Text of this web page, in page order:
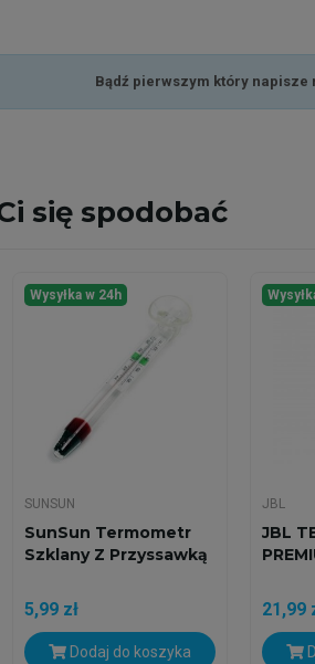
Bądź pierwszym który napisze
się spodobać
Wysyłka w 24h
SUNSUN
SunSun Termometr
Szklany Z Przyssawką
5,99 zł
Dodaj do koszyka
JBL
JBL
21,99